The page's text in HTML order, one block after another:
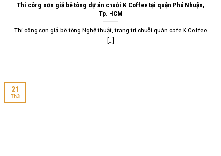
Thi công sơn giả bê tông dự án chuỗi K Coffee tại quận Phú Nhuận,
Tp. HCM
Thi công sơn giả bê tông Nghệ thuật, trang trí chuỗi quán cafe K Coffee
[...]
21
Th3